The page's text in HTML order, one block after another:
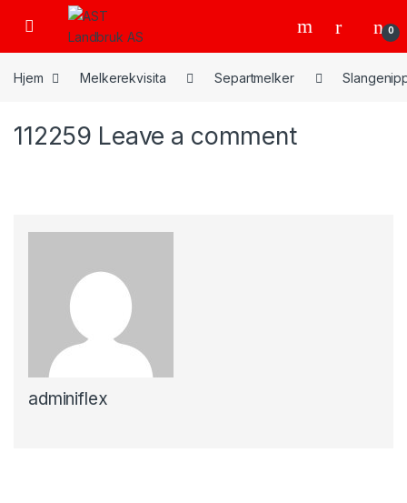
Skip to navigation
Skip to content
Open 0
Hjem Melkerekvisita Separtmelker
112259 Leave a comment
adminiflex